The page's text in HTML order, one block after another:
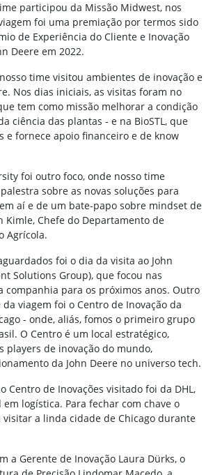
participou da Missão Midwest, nos
foi uma premiação por termos sido
de Experiência do Cliente e Inovação
Deere em 2022.
time visitou ambientes de inovação e
Nos dias iniciais, as visitas foram no
tem como missão melhorar a condição
ciência das plantas - e na BioSTL, que
e fornece apoio financeiro e de know
foi outro foco, onde nosso time
sobre as novas soluções para
aí e de um bate-papo sobre mindset de
Kimle, Chefe do Departamento de
Agrícola.
foi o dia da visita ao John
Solutions Group), que focou nas
companhia para os próximos anos. Outro
viagem foi o Centro de Inovação da
- onde, aliás, fomos o primeiro grupo
O Centro é um local estratégico,
players de inovação do mundo,
da John Deere no universo tech.
Centro de Inovações visitado foi da DHL,
logística. Para fechar com chave o
a linda cidade de Chicago durante
a Gerente de Inovação Laura Dürks, o